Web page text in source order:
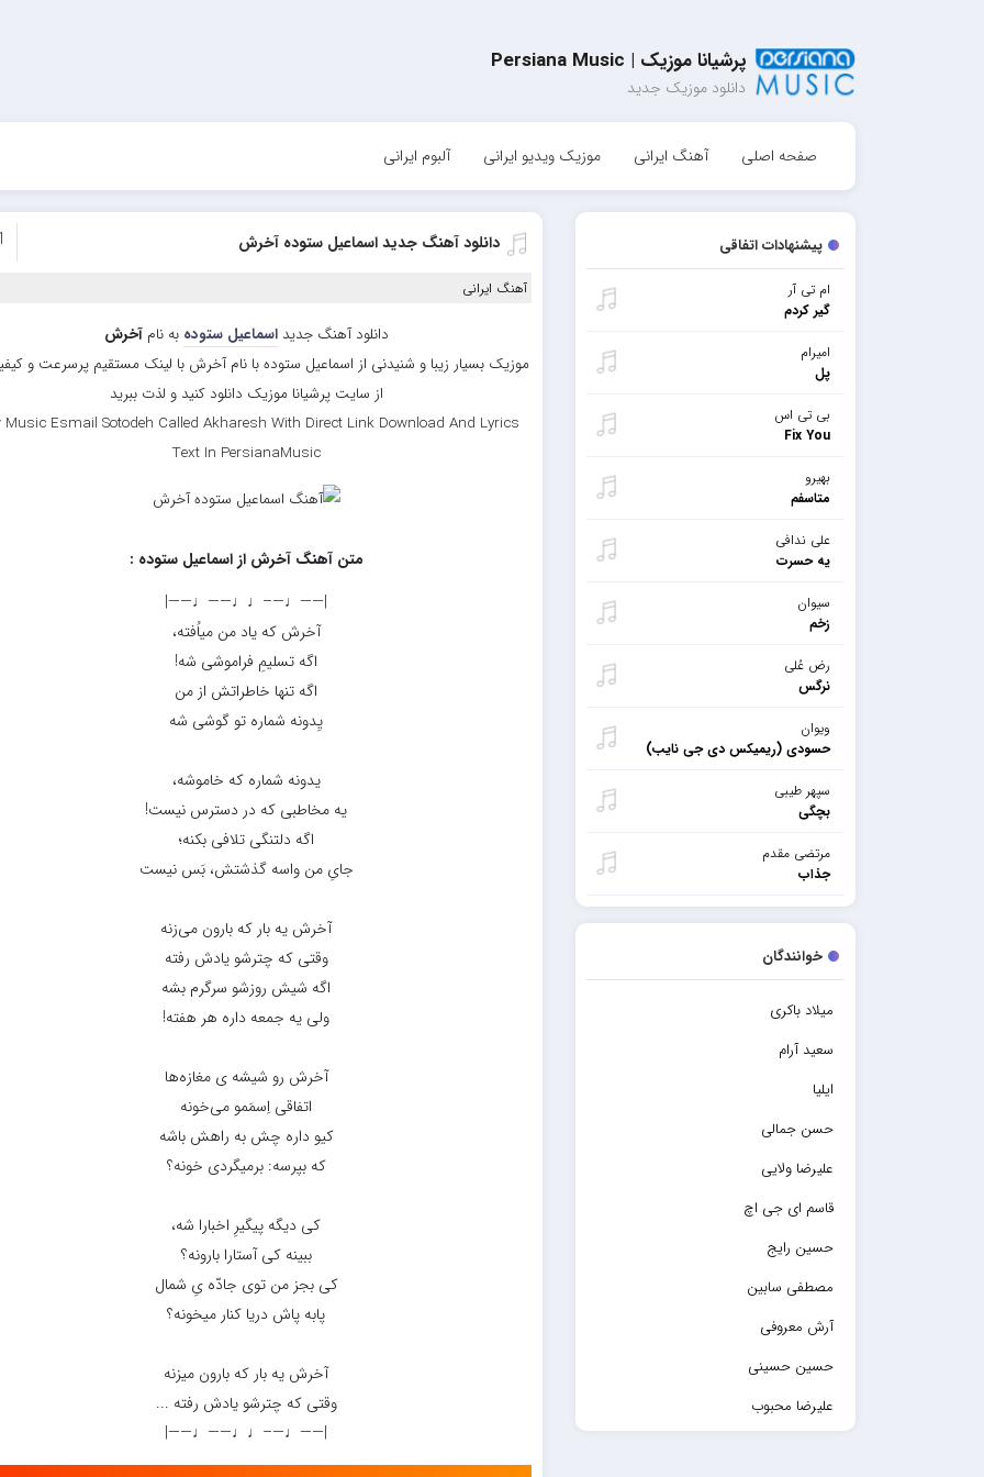
پرشیانا موزیک | Persiana Music
دانلود موزیک جدید
صفحه اصلی آهنگ ایرانی موزیک ویدیو ایرانی آلبوم ایرانی
پیشنهادات اتفاقی
ام تی آر
گیر کردم
امیرام
پل
بی تی اس
Fix You
بهیرو
متاسفم
علی ندافی
یه حسرت
سیوان
زخم
رض عُلی
نرگس
ویوان
حسودی (ریمیکس دی جی نایب)
سپهر طیبی
بچگی
مرتضی مقدم
جذاب
خوانندگان
میلاد باکری
سعید آرام
ایلیا
حسن جمالی
علیرضا ولایی
قاسم ای جی اچ
حسین رایج
مصطفی سابین
آرش معروفی
حسین حسینی
علیرضا محبوب
دانلود آهنگ جدید اسماعیل ستوده آخرش
آهنگ ایرانی
دانلود آهنگ جدیداسماعیل ستوده به نامآخرش
موزیک بسیار زیبا و شنیدنی از اسماعیل ستوده با نام آخرش با لینک مستقیم پرسرعت و
از سایت پرشیانا موزیک دانلود کنید و لذت ببرید
Music Esmail Sotodeh Called Akharesh With Direct Link Download And Lyrics
Text In PersianaMusic
متن آهنگ آخرش از اسماعیل ستوده :
|——♩—–♩♩——♩——|
آخرش که یاد من می‏اُفته،
اگه تسلیمِ فراموشی شه!
اگه تنها خاطراتش از من
یِدونه شماره تو گوشی شه
یدونه شماره که خاموشه،
یه مخاطبی که در دسترس نیست!
اگه دلتنگی تلافی بکنه؛
جایِ من واسه گذشتش، بَس نیست
آخرش یه بار که بارون می‏‌زنه
وقتی که چترشو یادش رفته
اگه شیش روزشو سرگرم بشه
ولی یه جمعه داره هر هفته!
آخرش رو شیشه ی مغازه‌ها
اتفاقی اِسمَمو می‌خونه
کیو داره چش به راهش باشه
که بپرسه: برمیگردی خونه؟
کی دیگه پیگیرِ اخبارا شه،
ببینه کی آستارا بارونه؟
کی بجز من توی جادّه یِ شمال
پابه پاش دریا کنار میخونه؟
آخرش یه بار که بارون می‏زنه
وقتی که چترشو یادش رفته ...
|——♩—–♩♩——♩——|